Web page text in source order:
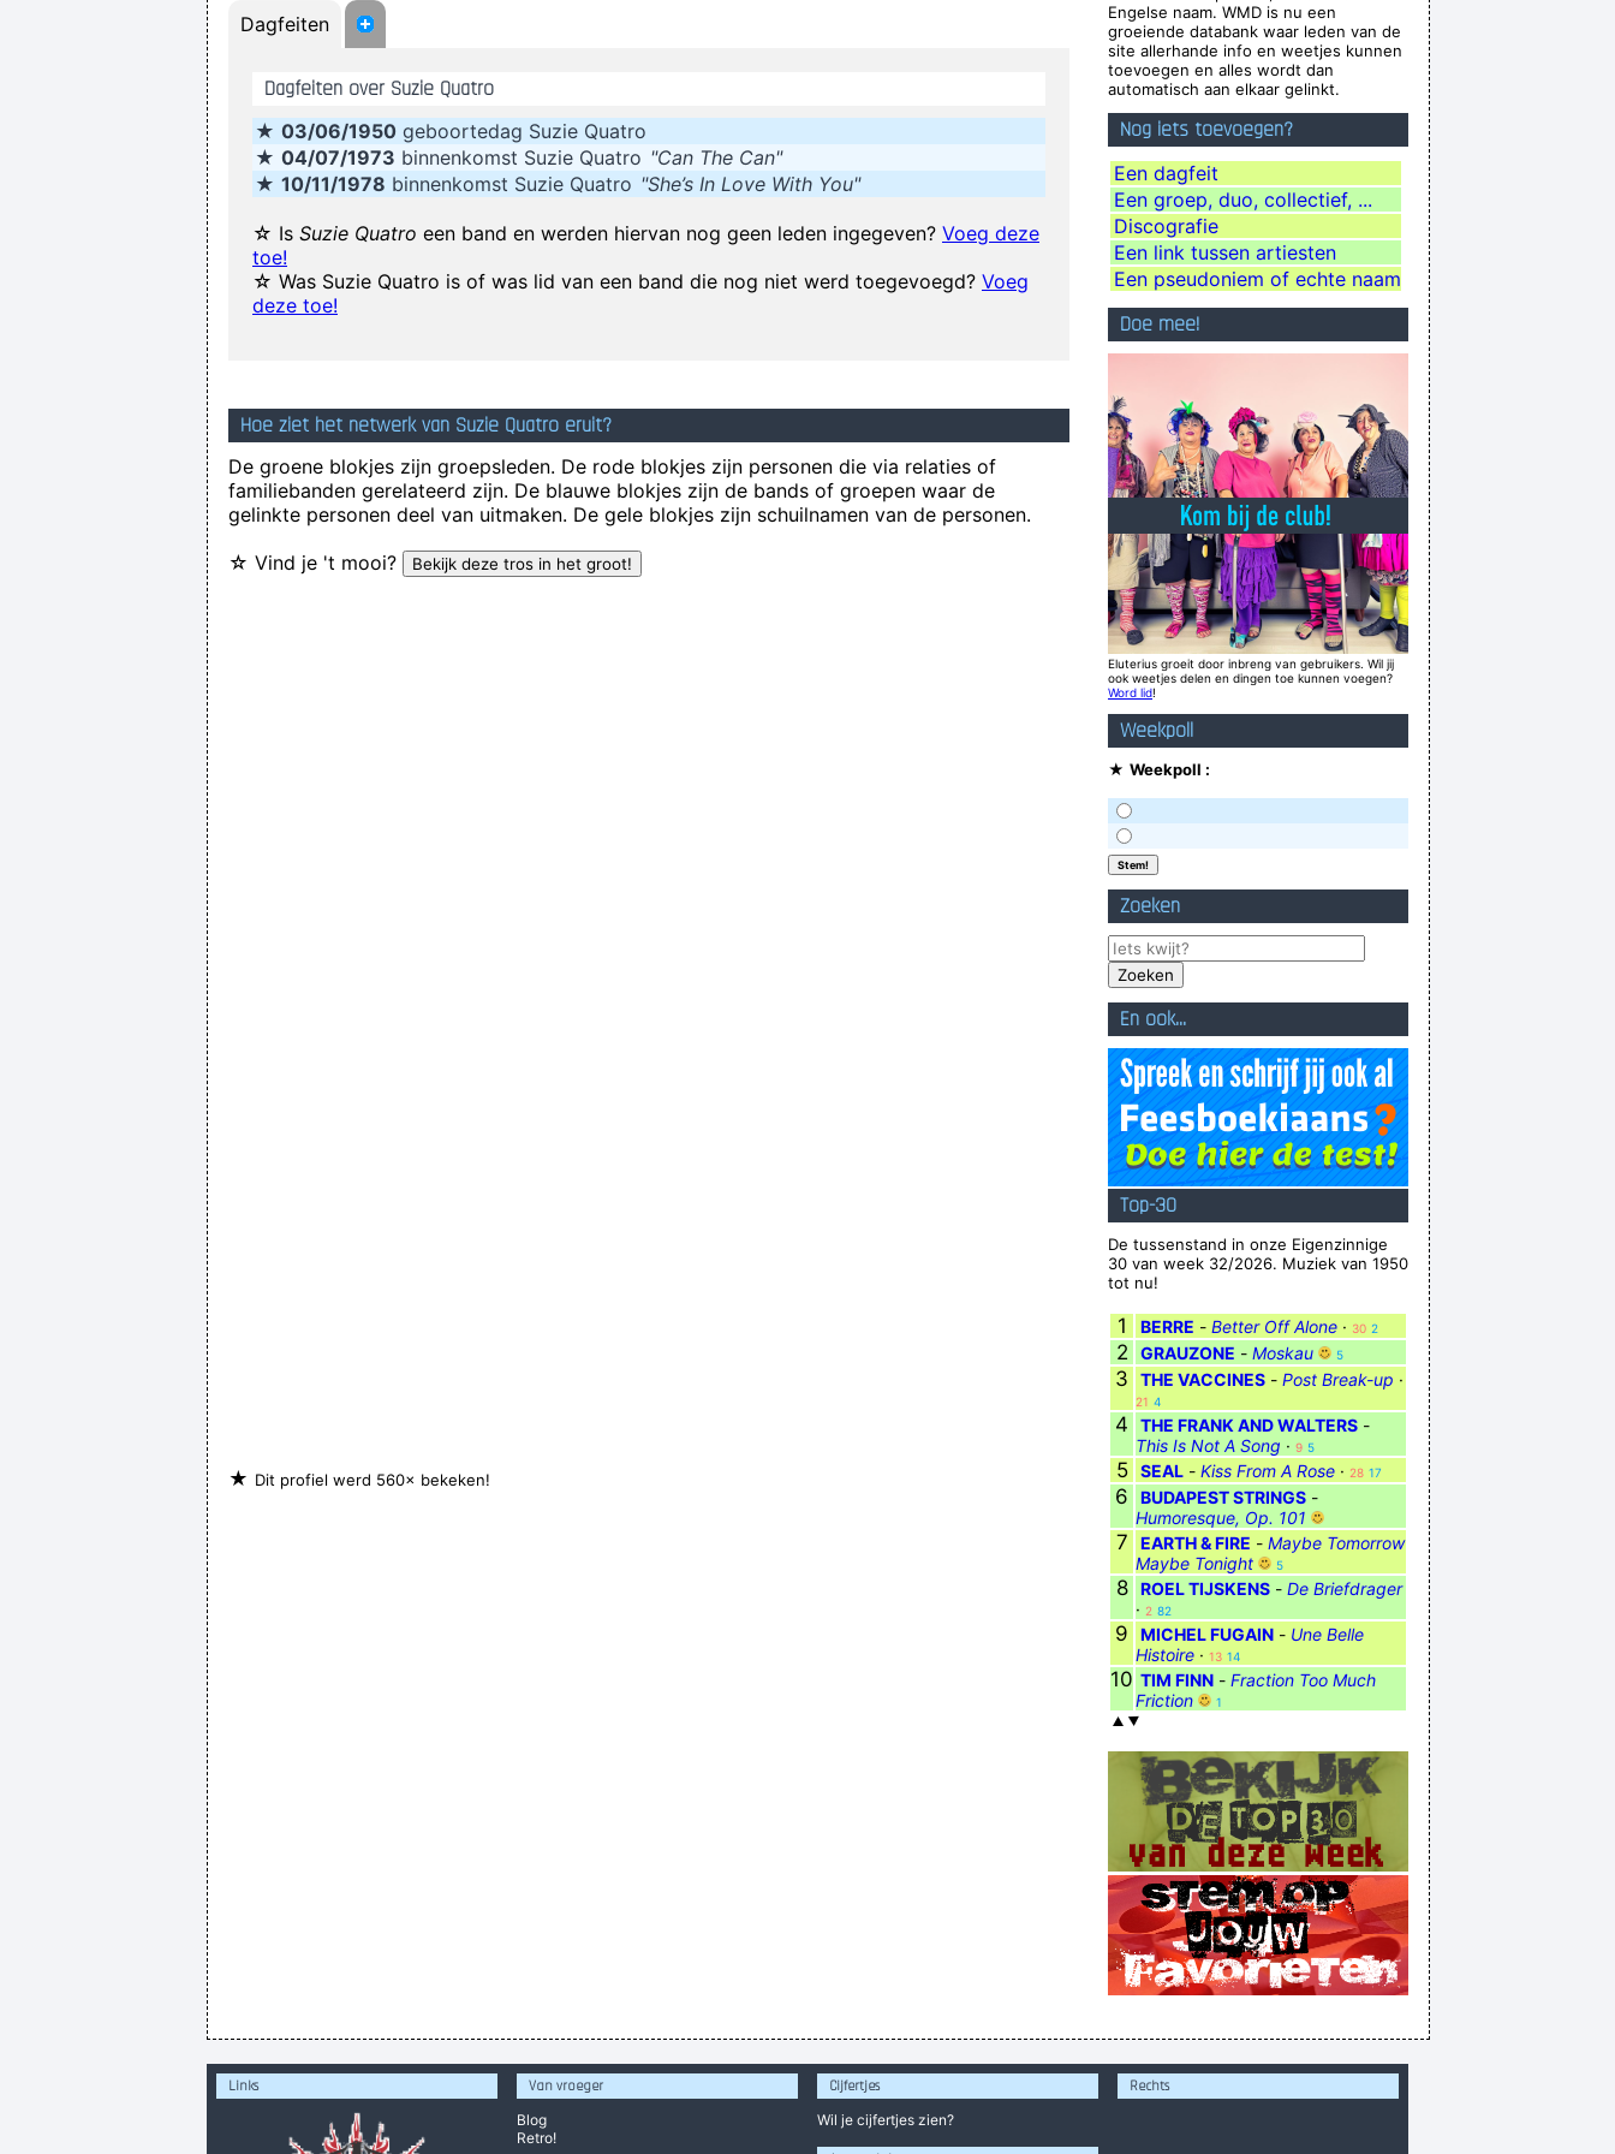
species, a young race of laughing freemen ~ Timothy Leary
I just do what I do. I like to make music~ Neil Young
I think I am a child. Everything blows my mind.~ Marc Bolan
Waar zijn die handen!?~ Regi Penxten
Music Is My Life, It Is A Reflection Of What I Go Through~ Lenny Kravitz
Marilyn Manson has a woman´s name and wears makeup. How original.~ Alice Cooper
Excuse me while I kiss the sky~ Jimi Hendrix
The Music Was New Black Polished Chrome And Came Over The Summer Like Liquid Night ~ Jim Morrison
Betty sings about starlight and champagne. I sing about dead rabbits and blow jobs. When I say music is violence, she says it´s love; when I say it´s
math, she says it´s tap dancing.~ Kristin Hersh
Dagfeiten
Dagfeiten over Suzie Quatro
★ 03/06/1950 geboortedag Suzie Quatro
★ 04/07/1973 binnenkomst Suzie Quatro "Can The Can"
★ 10/11/1978 binnenkomst Suzie Quatro "She’s In Love With You"
☆ Is Suzie Quatro een band en werden hiervan nog geen leden ingegeven? Voeg deze
toe!
☆ Was Suzie Quatro is of was lid van een band die nog niet werd toegevoegd? Voeg
deze toe!
Hoe ziet het netwerk van Suzie Quatro eruit?
De groene blokjes zijn groepsleden. De rode blokjes zijn personen die via relaties of
familiebanden gerelateerd zijn. De blauwe blokjes zijn de bands of groepen waar de
gelinkte personen deel van uitmaken. De gele blokjes zijn schuilnamen van de personen.
☆ Vind je 't mooi?
★ Dit profiel werd 560× bekeken!
Engelse naam. WMD is nu een
groeiende databank waar leden van de
site allerhande info en weetjes kunnen
toevoegen en alles wordt dan
automatisch aan elkaar gelinkt.
Nog iets toevoegen?
Een dagfeit
Een groep, duo, collectief, ...
Discografie
Een link tussen artiesten
Een pseudoniem of echte naam
Doe mee!
Eluterius groeit door inbreng van gebruikers. Wil jij
ook weetjes delen en dingen toe kunnen voegen?
Word lid!
Weekpoll
★ Weekpoll :
Zoeken
En ook...
Top-30
De tussenstand in onze Eigenzinnige
30 van week 32/2026. Muziek van 1950
tot nu!
1 BERRE - Better Off Alone · 30 2
2 GRAUZONE - Moskau 5
3 THE VACCINES - Post Break-up ·
21 4
4 THE FRANK AND WALTERS -
This Is Not A Song · 9 5
5 SEAL - Kiss From A Rose · 28 17
6 BUDAPEST STRINGS -
Humoresque, Op. 101
7 EARTH & FIRE - Maybe Tomorrow
Maybe Tonight
5
8 ROEL TIJSKENS - De Briefdrager
· 2 82
9 MICHEL FUGAIN - Une Belle
Histoire · 13 14
10 TIM FINN - Fraction Too Much
Friction
1
Links
Van vroeger
Blog
Retro!
Cijfertjes
Wil je cijfertjes zien?
Rechts